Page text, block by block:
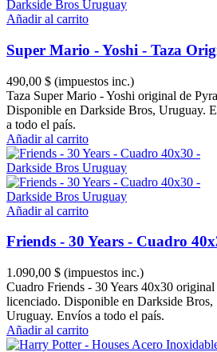
Añadir al carrito
Super Mario - Yoshi - Taza
490,00 $ (impuestos inc.)
Taza Super Mario - Yoshi original de
Disponible en Darkside Bros, Uruguay.
a todo el país.
Añadir al carrito
Añadir al carrito
Friends - 30 Years - Cuadro
1.090,00 $ (impuestos inc.)
Cuadro Friends - 30 Years 40x30 original
licenciado. Disponible en Darkside Bros,
Uruguay. Envíos a todo el país.
Añadir al carrito